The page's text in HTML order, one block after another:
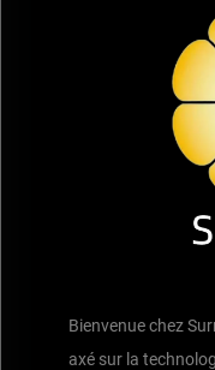
Bienvenue chez
axé sur la